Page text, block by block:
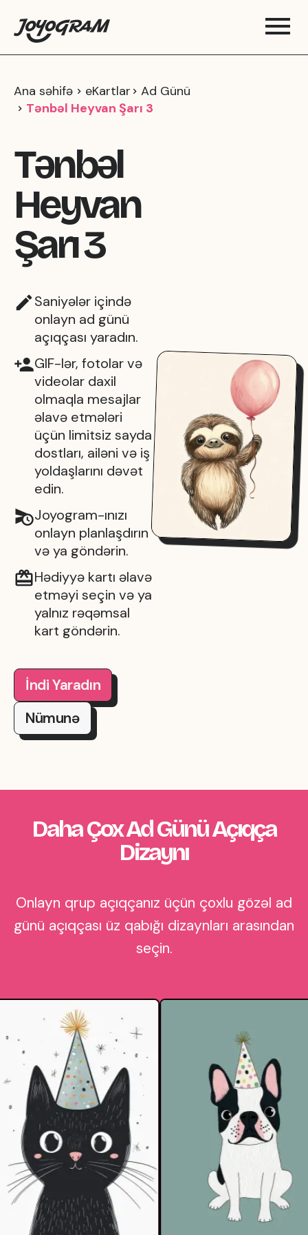
Ana səhifə eKartlar
Ad Günü
Tənbəl Heyvan Şarı 3
Tənbəl
Heyvan
Şarı 3
Saniyələr içində
onlayn ad günü
açıqçası yaradın.
GIF-lər, fotolar və
videolar daxil
olmaqla mesajlar
əlavə etmələri
üçün limitsiz sayda
dostları, ailəni və iş
yoldaşlarını dəvət
edin.
Joyogram-ınızı
onlayn planlaşdırın
və ya göndərin.
Hədiyyə kartı əlavə
etməyi seçin və ya
yalnız rəqəmsal
kart göndərin.
İndi Yaradın
Nümunə
Daha Çox Ad Günü Açıqça
Dizaynı
Onlayn qrup açıqçanız üçün çoxlu gözəl ad
günü açıqçası üz qabığı dizaynları arasından
seçin.